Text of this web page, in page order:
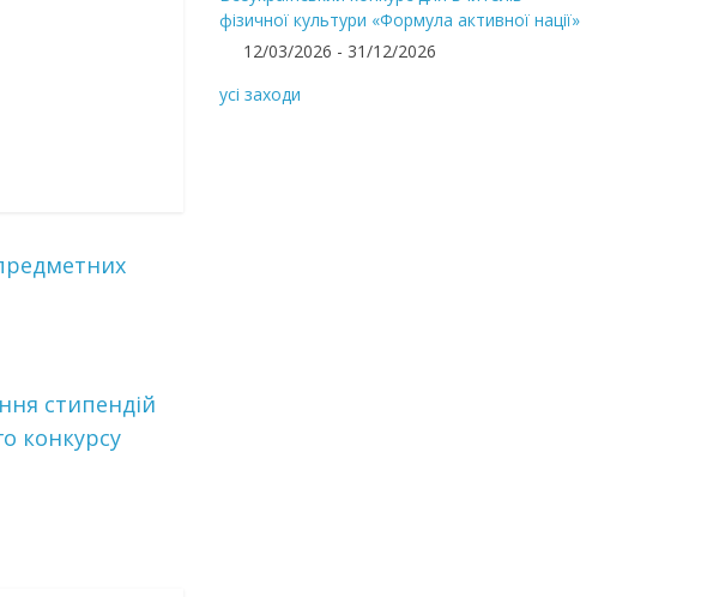
стипендій
конкурсу
фізичної культури «Формула активної нації»
12/03/2026 - 31/12/2026
усі заходи